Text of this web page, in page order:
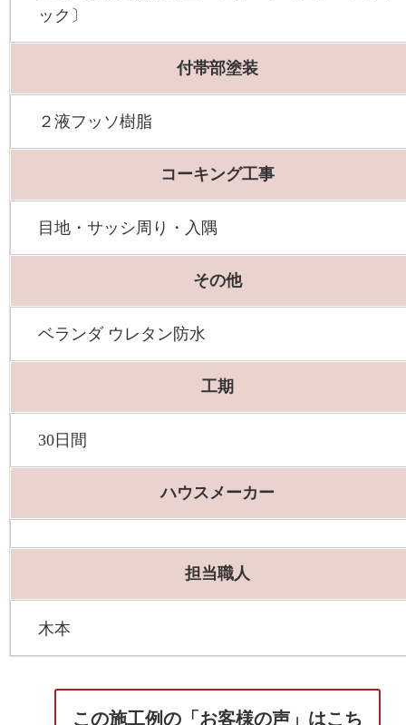
ック〕
付帯部塗装
２液フッソ樹脂
コーキング工事
目地・サッシ周り・入隅
その他
ベランダ ウレタン防水
工期
30日間
ハウスメーカー
担当職人
木本
この施工例の「お客様の声」はこち